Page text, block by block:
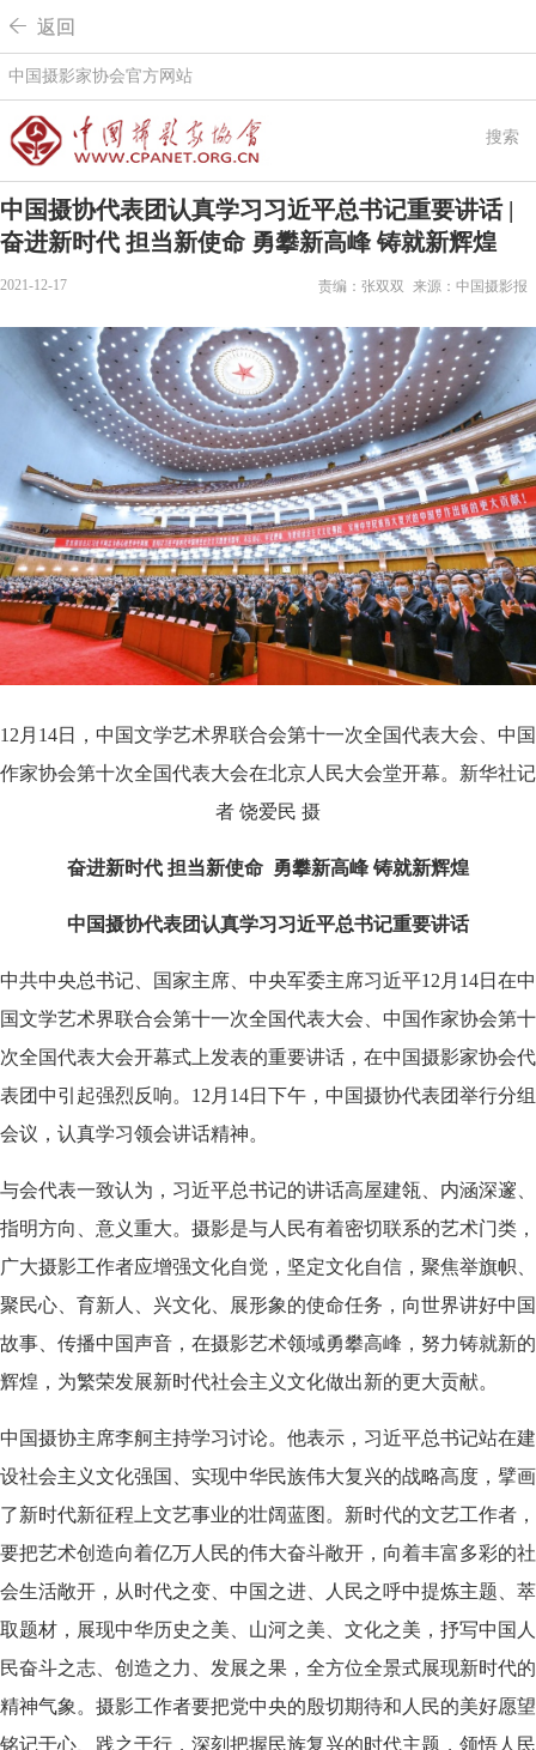
 返回
中国摄影家协会官方网站
搜索
​中国摄协代表团认真学习习近平总书记重要讲话 |
奋进新时代 担当新使命 勇攀新高峰 铸就新辉煌
2021-12-17 来源：中国摄影报
责编：张双双
12月14日，中国文学艺术界联合会第十一次全国代表大会、中国
作家协会第十次全国代表大会在北京人民大会堂开幕。新华社记
者 饶爱民 摄
奋进新时代 担当新使命 勇攀新高峰 铸就新辉煌
中国摄协代表团认真学习习近平总书记重要讲话
中共中央总书记、国家主席、中央军委主席习近平12月14日在中
国文学艺术界联合会第十一次全国代表大会、中国作家协会第十
次全国代表大会开幕式上发表的重要讲话，在中国摄影家协会代
表团中引起强烈反响。12月14日下午，中国摄协代表团举行分组
会议，认真学习领会讲话精神。
与会代表一致认为，习近平总书记的讲话高屋建瓴、内涵深邃、
指明方向、意义重大。摄影是与人民有着密切联系的艺术门类，
广大摄影工作者应增强文化自觉，坚定文化自信，聚焦举旗帜、
聚民心、育新人、兴文化、展形象的使命任务，向世界讲好中国
故事、传播中国声音，在摄影艺术领域勇攀高峰，努力铸就新的
辉煌，为繁荣发展新时代社会主义文化做出新的更大贡献。
中国摄协主席李舸主持学习讨论。他表示，习近平总书记站在建
设社会主义文化强国、实现中华民族伟大复兴的战略高度，擘画
了新时代新征程上文艺事业的壮阔蓝图。新时代的文艺工作者，
要把艺术创造向着亿万人民的伟大奋斗敞开，向着丰富多彩的社
会生活敞开，从时代之变、中国之进、人民之呼中提炼主题、萃
取题材，展现中华历史之美、山河之美、文化之美，抒写中国人
民奋斗之志、创造之力、发展之果，全方位全景式展现新时代的
精神气象。摄影工作者要把党中央的殷切期待和人民的美好愿望
铭记于心、践之于行，深刻把握民族复兴的时代主题，领悟人民